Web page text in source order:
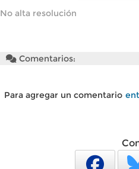
No alta resolución
Comentarios:
Para agregar un comentario